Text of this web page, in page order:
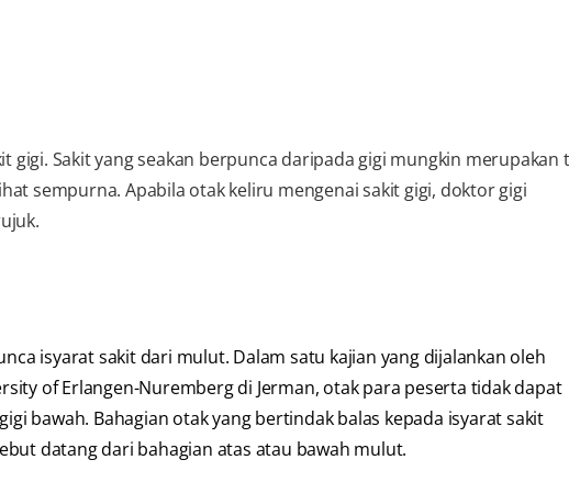
gigi. Sakit yang seakan berpunca daripada gigi mungkin merupakan
sempurna. Apabila otak keliru mengenai sakit gigi, doktor gigi
isyarat sakit dari mulut. Dalam satu kajian yang dijalankan oleh
of Erlangen-Nuremberg di Jerman, otak para peserta tidak dapat
bawah. Bahagian otak yang bertindak balas kepada isyarat sakit
datang dari bahagian atas atau bawah mulut.